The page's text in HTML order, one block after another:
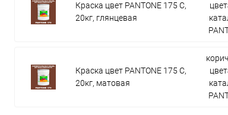
Краска цвет PANTONE 175 C,
20кг, глянцевая
Краска цвет PANTONE 175 C,
20кг, матовая